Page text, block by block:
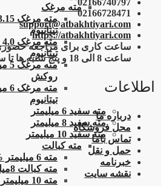
مته مرغک
تیتانیوم
تیتانیوم
روکش
تیتانیوم
مته سفید 6 میلیمتر
مته سفید 8 میلیمتر
مته سفید 10 میلیمتر
مته کبالت
مته 6 میلیمتر HSSCO8%
مته کبالت 8میلیمتر 8%HSSCO
مته 10 میلیمتر HSSCO8%
02166728471
support@atbakhtiyari.com
https://atbakhtiyari.com
ساعت کاری برای مراجعه حضوری
ساعت 8 الی 18 و پنج شنبه ها تا ساعت 13
اطلاعات
درباره ما
محل فروشگاه
تماس باما
حمل و نقل
خبرنامه
نقشه سایت